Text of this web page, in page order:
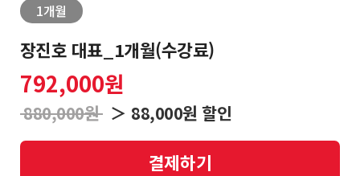
로
그
인
마
이
페
이
지
회
원
가
입
LIVE
방
1개월
장진호 대표_1개월(수강료)
792,000원
880,000원 ＞ 88,000원 할인
결제하기